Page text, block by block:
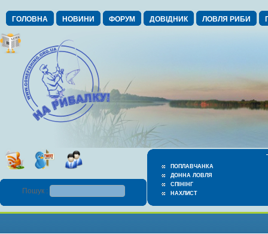
ГОЛОВНА НОВИНИ ФОРУМ ДОВІДНИК ЛОВЛЯ РИБИ
ПОПЛАВЧАНКА
ДОННА ЛОВЛЯ
СПІНІНГ
НАХЛИСТ
Пошук :